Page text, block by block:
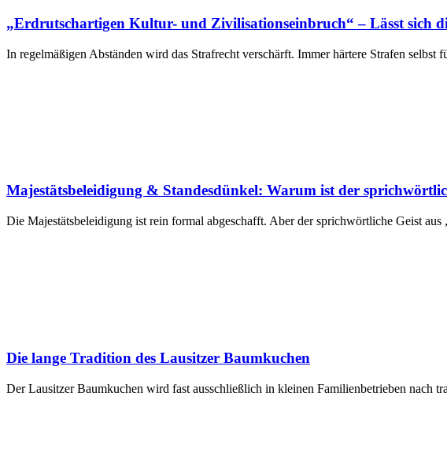
„Erdrutschartigen Kultur- und Zivilisationseinbruch“ – Lässt sich
In regelmäßigen Abständen wird das Strafrecht verschärft. Immer härtere Strafen
Majestätsbeleidigung & Standesdünkel: Warum ist der
Die Majestätsbeleidigung ist rein formal abgeschafft. Aber der sprichwörtliche Geist
Die lange Tradition des Lausitzer Baumkuchen
Der Lausitzer Baumkuchen wird fast ausschließlich in kleinen Familienbetrieben nach